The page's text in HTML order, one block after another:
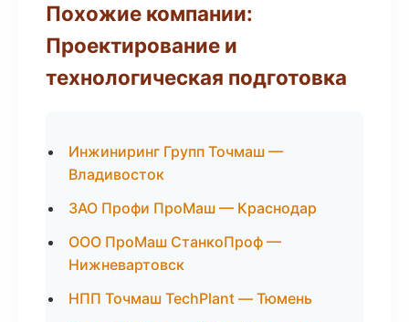
Похожие компании:
Проектирование и
технологическая подготовка
Инжиниринг Групп Точмаш —
Владивосток
ЗАО Профи ПроМаш — Краснодар
ООО ПроМаш СтанкоПроф —
Нижневартовск
НПП Точмаш TechPlant — Тюмень